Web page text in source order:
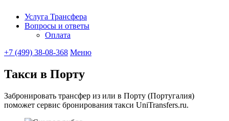
Услуга Трансфера
Вопросы и ответы
Оплата
+7 (499) 38-08-368 Меню
Такси в Порту
Забронировать трансфер из или в Порту (Португалия)
поможет сервис бронирования такси UniTransfers.ru.